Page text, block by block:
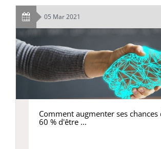
05 Mar 2021
Comment augmenter ses chances
60 % d'être ...